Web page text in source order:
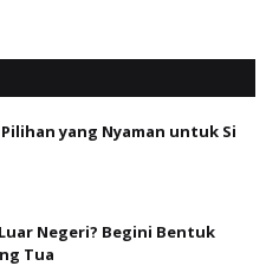
yang Nyaman untuk Si
Negeri? Begini Bentuk
Tua